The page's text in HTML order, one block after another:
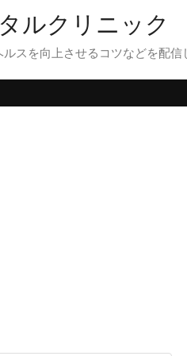
ルクリニック
スを向上させるコツなどを配信